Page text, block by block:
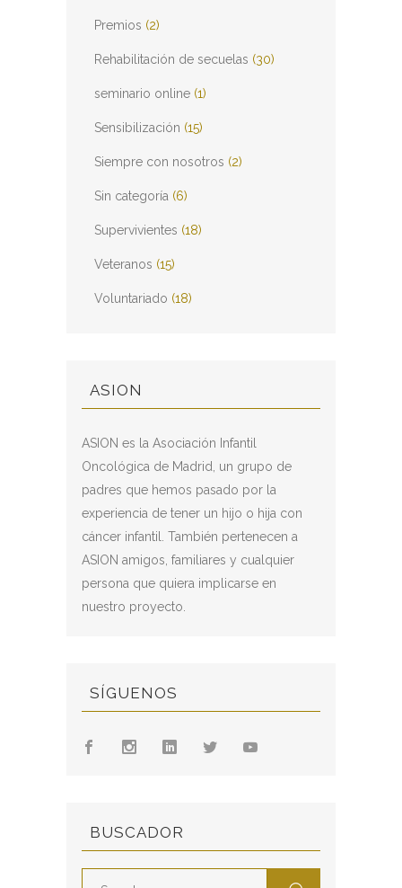
Premios (2)
Rehabilitación de secuelas (30)
seminario online (1)
Sensibilización (15)
Siempre con nosotros (2)
Sin categoría (6)
Supervivientes (18)
Veteranos (15)
Voluntariado (18)
ASION
ASION es la Asociación Infantil
Oncológica de Madrid, un grupo de
padres que hemos pasado por la
experiencia de tener un hijo o hija con
cáncer infantil. También pertenecen a
ASION amigos, familiares y cualquier
persona que quiera implicarse en
nuestro proyecto.
SÍGUENOS
BUSCADOR